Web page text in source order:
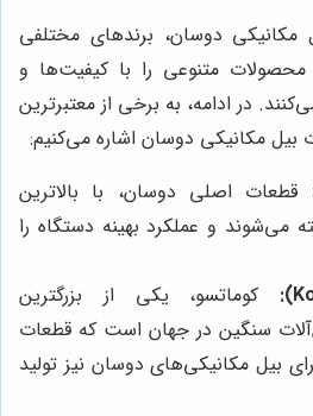
مکانیکی دوسان، برندهای مختلفی
محصولات متنوعی را با کیفیت‌ها و
در ادامه، به برخی از معتبرترین
بیل مکانیکی دوسان اشاره می‌کنیم:
قطعات اصلی دوسان، با بالاترین
و عملکرد بهینه دستگاه را
کوماتسو، یکی از بزرگترین
سنگین در جهان است که قطعات
بیل مکانیکی‌های دوسان نیز تولید